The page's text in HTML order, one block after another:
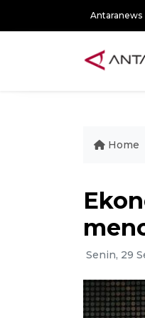
Antaranews
Home
Senin, 29